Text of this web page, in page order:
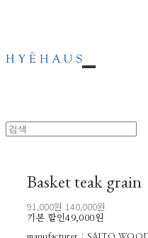
Basket teak grain
91,000원 140,000원
기본 할인49,000원